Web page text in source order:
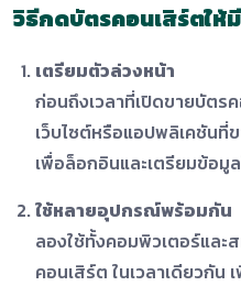
วิธีกดบัตรคอนเสิร์ตให้
เตรียมตัวล่วงหน้า
ก่อนถึงเวลาที่เปิดขายบัตร
เว็บไซต์หรือแอปพลิเคชันที่
เพื่อล็อกอินและเตรียมข้อ
ใช้หลายอุปกรณ์พร้อมกัน
ลองใช้ทั้งคอมพิวเตอร์และ
คอนเสิร์ต ในเวลาเดียวกัน